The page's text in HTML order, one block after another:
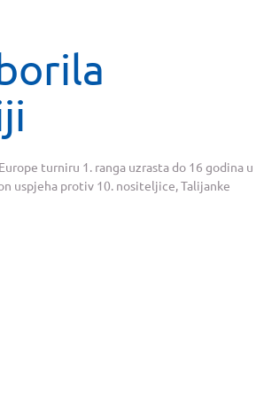
turniru 1. ranga uzrasta do 16 godina u
uspjeha protiv 10. nositeljice, Talijanke